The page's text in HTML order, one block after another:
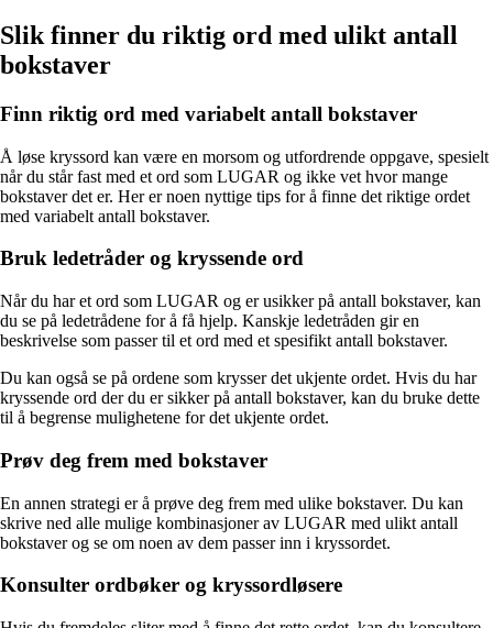
Slik finner du riktig ord med ulikt antall
bokstaver
Finn riktig ord med variabelt antall bokstaver
Å løse kryssord kan være en morsom og utfordrende oppgave, spesielt
når du står fast med et ord som LUGAR og ikke vet hvor mange
bokstaver det er. Her er noen nyttige tips for å finne det riktige ordet
med variabelt antall bokstaver.
Bruk ledetråder og kryssende ord
Når du har et ord som LUGAR og er usikker på antall bokstaver, kan
du se på ledetrådene for å få hjelp. Kanskje ledetråden gir en
beskrivelse som passer til et ord med et spesifikt antall bokstaver.
Du kan også se på ordene som krysser det ukjente ordet. Hvis du har
kryssende ord der du er sikker på antall bokstaver, kan du bruke dette
til å begrense mulighetene for det ukjente ordet.
Prøv deg frem med bokstaver
En annen strategi er å prøve deg frem med ulike bokstaver. Du kan
skrive ned alle mulige kombinasjoner av LUGAR med ulikt antall
bokstaver og se om noen av dem passer inn i kryssordet.
Konsulter ordbøker og kryssordløsere